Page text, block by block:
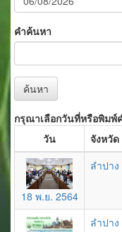
คำค้นหา
ค้นหา
กรุณาเลือกวันที่หรือพิมพ์
วัน
จังหวัด
18 พ.ย. 2564
ลำปาง
ลำปาง